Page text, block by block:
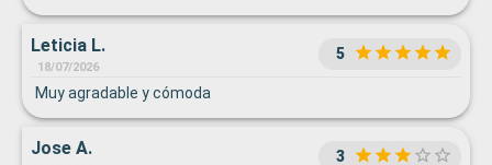
Leticia L.
18/07/2026
5
Muy agradable y cómoda
Jose A. 3